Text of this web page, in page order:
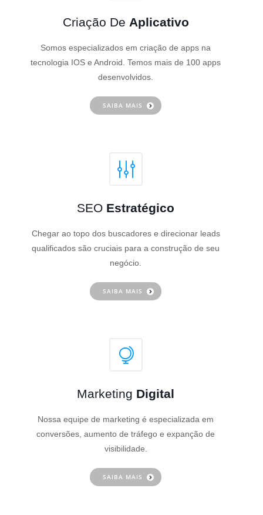
Criação De Aplicativo
Somos especializados em criação de apps na
tecnologia IOS e Android. Temos mais de 100 apps
desenvolvidos.
SAIBA MAIS
SEO Estratégico
Chegar ao topo dos buscadores e direcionar leads
qualificados são cruciais para a construção de seu
negócio.
SAIBA MAIS
Marketing Digital
Nossa equipe de marketing é especializada em
conversões, aumento de tráfego e expanção de
visibilidade.
SAIBA MAIS